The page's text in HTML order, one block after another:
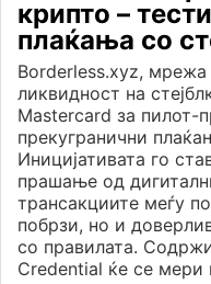
крипто –
плаќања со
Borderless.xyz, мрежа
ликвидност на
Mastercard за пилот-
прекугранични
Иницијативата го
прашање од
трансакциите меѓу
побрзи, но и
со правилата.
Credential ќе се мери